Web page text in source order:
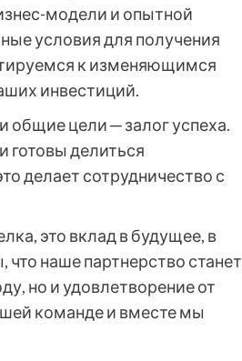
модели и опытной
условия для получения
к изменяющимся
инвестиций.
общие цели ─ залог успеха.
делиться
делает сотрудничество с
это вклад в будущее, в
наше партнерство станет
но и удовлетворение от
команде и вместе мы